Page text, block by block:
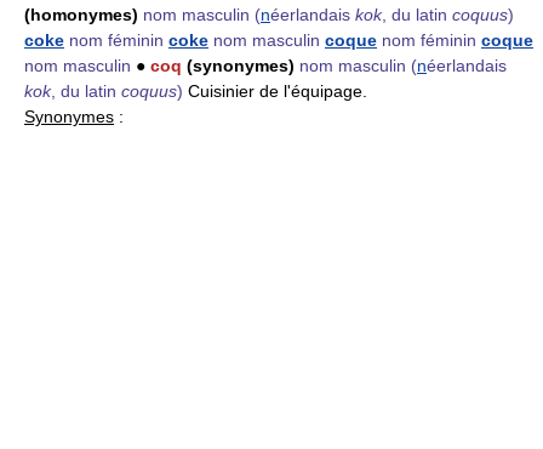
(homonymes) nom masculin (néerlandais kok, du latin coquus)
coke nom féminin coke nom masculin coque nom féminin coque
nom masculin ● coq (synonymes) nom masculin (néerlandais
kok, du latin coquus) Cuisinier de l'équipage.
Synonymes :